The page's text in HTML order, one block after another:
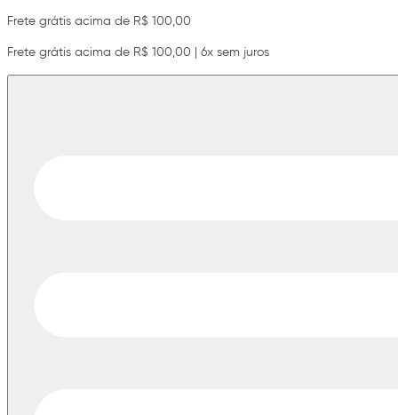
Frete grátis acima de R$ 100,00
Frete grátis acima de R$ 100,00 | 6x sem juros